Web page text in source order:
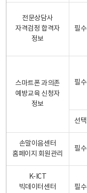
전문상담사
자격검정 합격자
정보
필수
스마트폰 과의존
예방교육 신청자
정보
필수
선택
손말이음센터
홈페이지 회원관리
필수
K-ICT
빅데이터센터
필수